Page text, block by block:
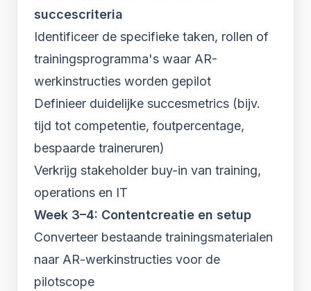
succescriteria
Identificeer de specifieke taken, rollen of
trainingsprogramma's waar AR-
werkinstructies worden gepilot
Definieer duidelijke succesmetrics (bijv.
tijd tot competentie, foutpercentage,
bespaarde traineruren)
Verkrijg stakeholder buy-in van training,
operations en IT
Week 3–4: Contentcreatie en setup
Converteer bestaande trainingsmaterialen
naar AR-werkinstructies voor de
pilotscope